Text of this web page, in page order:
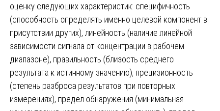
оценку следующих характеристик: специфичность
(способность определять именно целевой компонент в
присутствии других), линейность (наличие линейной
зависимости сигнала от концентрации в рабочем
диапазоне), правильность (близость среднего
результата к истинному значению), прецизионность
(степень разброса результатов при повторных
измерениях), предел обнаружения (минимальная